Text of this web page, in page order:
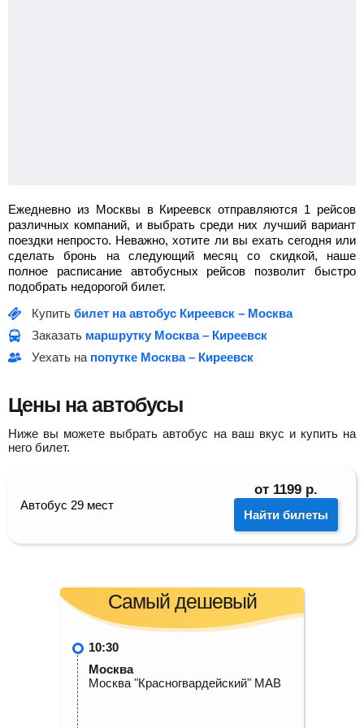
Ежедневно из Москвы в Киреевск отправляются 1 рейсов
различных компаний, и выбрать среди них лучший вариант
поездки непросто. Неважно, хотите ли вы ехать сегодня или
сделать бронь на следующий месяц со скидкой, наше
полное расписание автобусных рейсов позволит быстро
подобрать недорогой билет.
Купить билет на автобус Киреевск – Москва
Заказать маршрутку Москва – Киреевск
Уехать на попутке Москва – Киреевск
Цены на автобусы
Ниже вы можете выбрать автобус на ваш вкус и купить на
него билет.
Автобус 29 мест
от 1199 р.
Найти билеты
Самый дешевый
10:30
Москва
Москва "Красногвардейский" МАВ